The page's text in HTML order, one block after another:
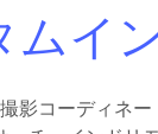
イ
コーディネ